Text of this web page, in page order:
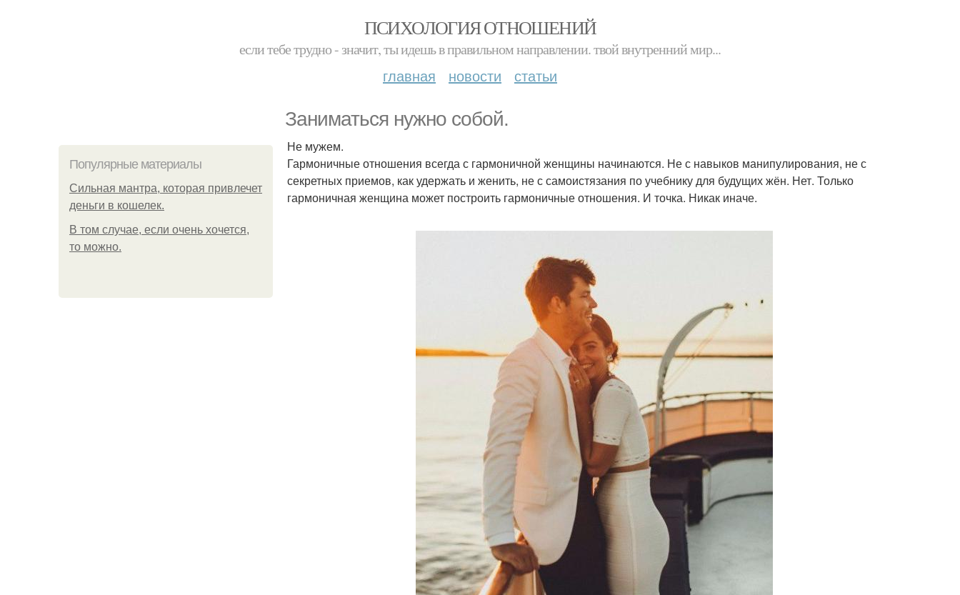
ПСИХОЛОГИЯ ОТНОШЕНИЙ
если тебе трудно - значит, ты идешь в правильном направлении. твой внутренний мир...
главная новости статьи
Заниматься нужно собой.
Популярные материалы
Сильная мантра, которая привлечет
деньги в кошелек.
В том случае, если очень хочется,
то можно.
Не мужем.
Гармоничные отношения всегда с гармоничной женщины начинаются. Не с навыков манипулирования, не с
секретных приемов, как удержать и женить, не с самоистязания по учебнику для будущих жён. Нет. Только
гармоничная женщина может построить гармоничные отношения. И точка. Никак иначе.